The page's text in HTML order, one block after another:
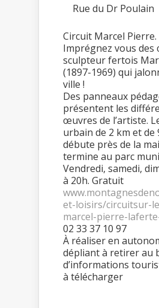
Rue du Dr Poulain
Circuit Marcel Pierre.
Imprégnez vous
sculpteur fertois
(1897-1969) qui
ville !
Des panneaux
présentent les
œuvres de l’artiste.
urbain de 2 km et de
débute près de la
termine au parc
Vendredi, samedi,
à 20h. Gratuit
et-loisirs/circuitsur-
marcel-pierre-
02 33 37 10 97
À réaliser en
dépliant à retirer au
d’informations
à télécharger